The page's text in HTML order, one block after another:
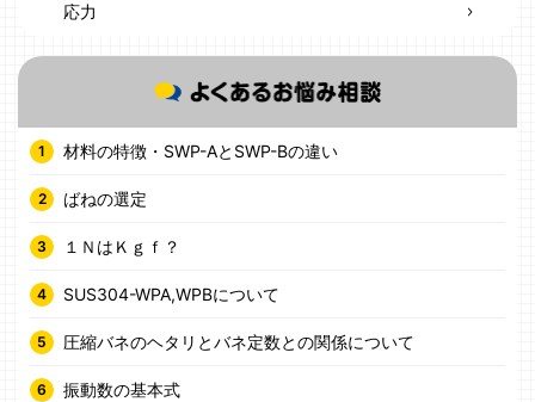
応力
材料の特徴・SWP-AとSWP-Bの違い
ばねの選定
１ＮはＫｇｆ？
SUS304-WPA,WPBについて
圧縮バネのヘタリとバネ定数との関係について
振動数の基本式